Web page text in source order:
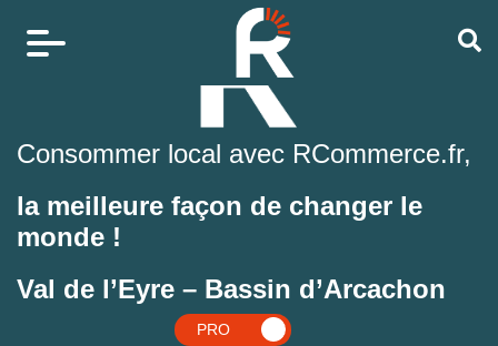
Consommer local avec RCommerce.fr,
la meilleure façon de changer le
monde !
Val de l’Eyre – Bassin d’Arcachon
PRO